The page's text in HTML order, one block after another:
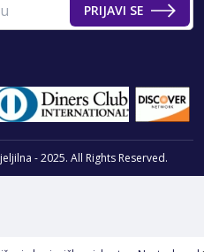
PRIJAVI SE
- 2025. All Rights Reserved.